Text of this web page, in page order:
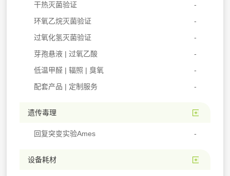
干热灭菌验证
环氧乙烷灭菌验证
过氧化氢灭菌验证
芽孢悬液 | 过氧乙酸
低温甲醛 | 辐照 | 臭氧
配套产品 | 定制服务
遗传毒理
回复突变实验Ames
设备耗材